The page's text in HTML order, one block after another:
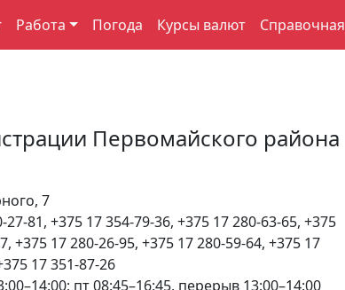
Работа Погода Курсы валют Справочная
Первомайского района
7
81, +375 17 354-79-36, +375 17 280-63-65, +375
+375 17 280-26-95, +375 17 280-59-64, +375 17
17 351-87-26
пт 08:45–16:45, перерыв 13:00–14:00